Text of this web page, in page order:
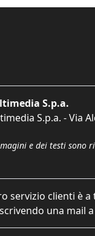
S.p.a.
S.p.a. - Via
e dei testi sono
servizio clienti è
una mail a